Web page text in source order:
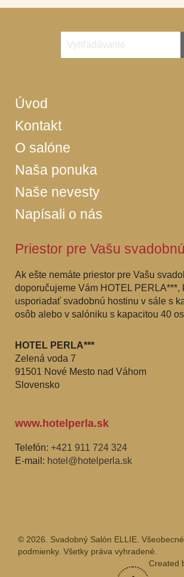
Úvod
Kontakt
O salóne
Naša ponuka
Naše nevesty
Napísali o nás
Priestor pre Vašu
Ak ešte nemáte priestor pre Vašu
doporučujeme Vám HOTEL PERLA***,
usporiadať svadobnú hostinu v sále s
osôb alebo v salóniku s kapacitou 40
HOTEL PERLA***
Zelená voda 7
91501 Nové Mesto nad Váhom
Slovensko
www.hotelperla.sk
Telefón: +421 911 724 324
E-mail: hotel@hotelperla.sk
© 2026. Svadobný Salón ELLIE.
podmienky. Všetky práva vyhradené.
Created